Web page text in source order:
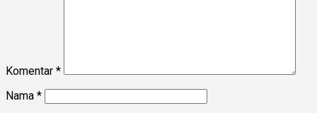
Komentar *
Nama *